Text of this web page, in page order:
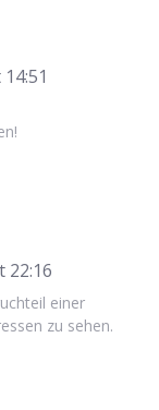
22:16
einer
zu sehen.